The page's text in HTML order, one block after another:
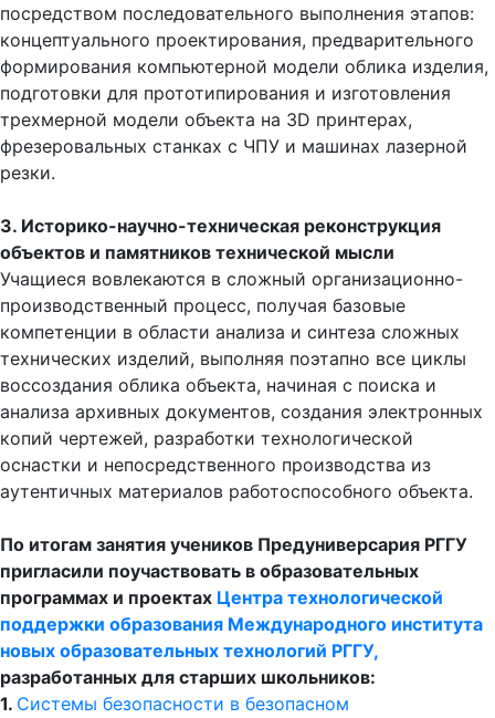
концептуального проектирования, предварительного
формирования компьютерной модели облика изделия,
подготовки для прототипирования и изготовления
трехмерной модели объекта на 3D принтерах,
фрезеровальных станках с ЧПУ и машинах лазерной
резки.
объектов и памятников технической мысли
Учащиеся вовлекаются в сложный организационно-
производственный процесс, получая базовые
компетенции в области анализа и синтеза сложных
технических изделий, выполняя поэтапно все циклы
воссоздания облика объекта, начиная с поиска и
анализа архивных документов, создания электронных
копий чертежей, разработки технологической
оснастки и непосредственного производства из
аутентичных материалов работоспособного объекта.
пригласили поучаствовать в образовательных
программах и проектахЦентра технологической
поддержки образованияМеждународного института
новых образовательных технологий РГГУ,
разработанных для старших школьников:
1.Системы безопасности в безопасном
роботизированном городе